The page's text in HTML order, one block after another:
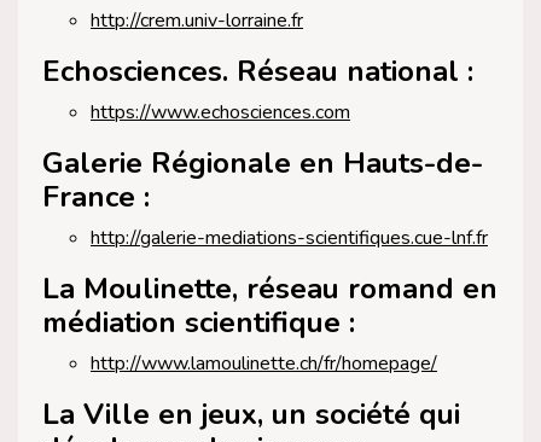
http://crem.univ-lorraine.fr
Echosciences. Réseau national :
https://www.echosciences.com
Galerie Régionale en Hauts-de-
France :
http://galerie-mediations-scientifiques.cue-lnf.fr
La Moulinette, réseau romand en
médiation scientifique :
http://www.lamoulinette.ch/fr/homepage/
La Ville en jeux, un société qui